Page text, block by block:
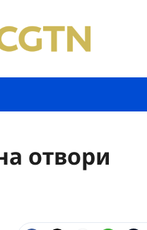
отвори